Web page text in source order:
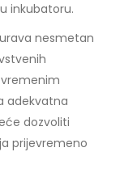
inkubatoru.
nesmetan
adekvatna
dozvoliti
prijevremeno